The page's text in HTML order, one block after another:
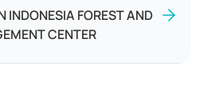
INDONESIA FOREST AND
CENTER